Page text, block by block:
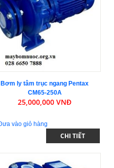
Bơm ly tâm trục ngang Pentax
CM65-250A
25,000,000 VNĐ
CHI TIẾT